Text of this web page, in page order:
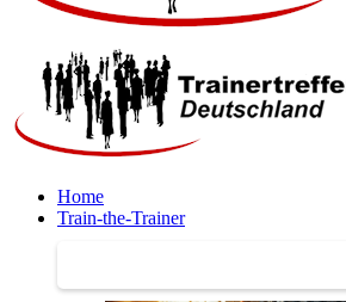
Home
Train-the-Trainer